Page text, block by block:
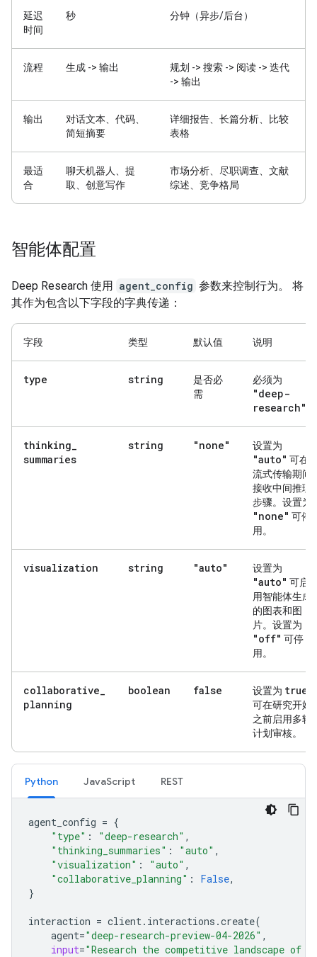
延迟
时间
秒 分钟（异步/后台）
流程 生成 -> 输出
规划 -> 搜索 -> 阅读 -> 迭代
-> 输出
输出
对话文本、代码、
简短摘要
详细报告、长篇分析、比较
表格
最适
合
聊天机器人、提
取、创意写作
市场分析、尽职调查、文献
综述、竞争格局
智能体配置
Deep Research 使用 agent_config 参数来控制行为。 将
其作为包含以下字段的字典传递：
字段 类型 默认值 说明
type string
是否必
需
必须为
"deep-
research"
thinking_
summaries
string "none" 设置为
"auto" 可在
流式传输期间
接收中间推理
步骤。设置为
"none" 可停
用。
visualization string "auto" 设置为
"auto" 可启
用智能体生成
的图表和图
片。设置为
"off" 可停
用。
collaborative_
planning
boolean false 设置为 true
可在研究开始
之前启用多轮
计划审核。
Python JavaScript REST
agent_config = {
"type" : "deep-research" ,
"thinking_summaries" : "auto" ,
"visualization" : "auto" ,
"collaborative_planning" : False,
}
interaction = client. interactions .create(
agent="deep-research-preview-04-2026" ,
input="Research the competitive landscape of